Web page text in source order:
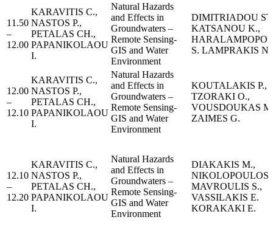
11.50
–
12.00
KARAVITIS C.,
NASTOS P.,
PETALAS CH.,
PAPANIKOLAOU
I.
Natural Hazards
and Effects in
Groundwaters –
Remote Sensing-
GIS and Water
Environment
DIMITRIADOU
KATSANOU K.,
S. LAMPRAKIS N.
12.00
–
12.10
KARAVITIS C.,
NASTOS P.,
PETALAS CH.,
PAPANIKOLAOU
I.
Natural Hazards
and Effects in
Groundwaters –
Remote Sensing-
GIS and Water
Environment
KOUTALAKIS P.,
TZORAKI O.,
VOUSDOUKAS
ZAIMES G.
12.10
–
12.20
KARAVITIS C.,
NASTOS P.,
PETALAS CH.,
PAPANIKOLAOU
I.
Natural Hazards
and Effects in
Groundwaters –
Remote Sensing-
GIS and Water
Environment
DIAKAKIS M.,
NIKOLOPOULOS
MAVROULIS S.,
VASSILAKIS E.
KORAKAKI E.